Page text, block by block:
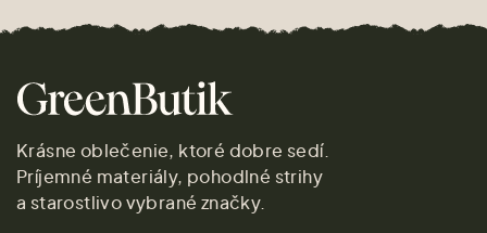
Krásne oblečenie, ktoré dobre sedí.
Príjemné materiály, pohodlné strihy
a starostlivo vybrané značky.